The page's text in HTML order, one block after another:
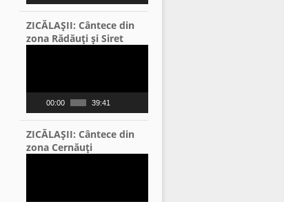
ZICĂLAŞII: Cântece din
zona Rădăuţi şi Siret
00:00 39:41
ZICĂLAŞII: Cântece din
zona Cernăuţi